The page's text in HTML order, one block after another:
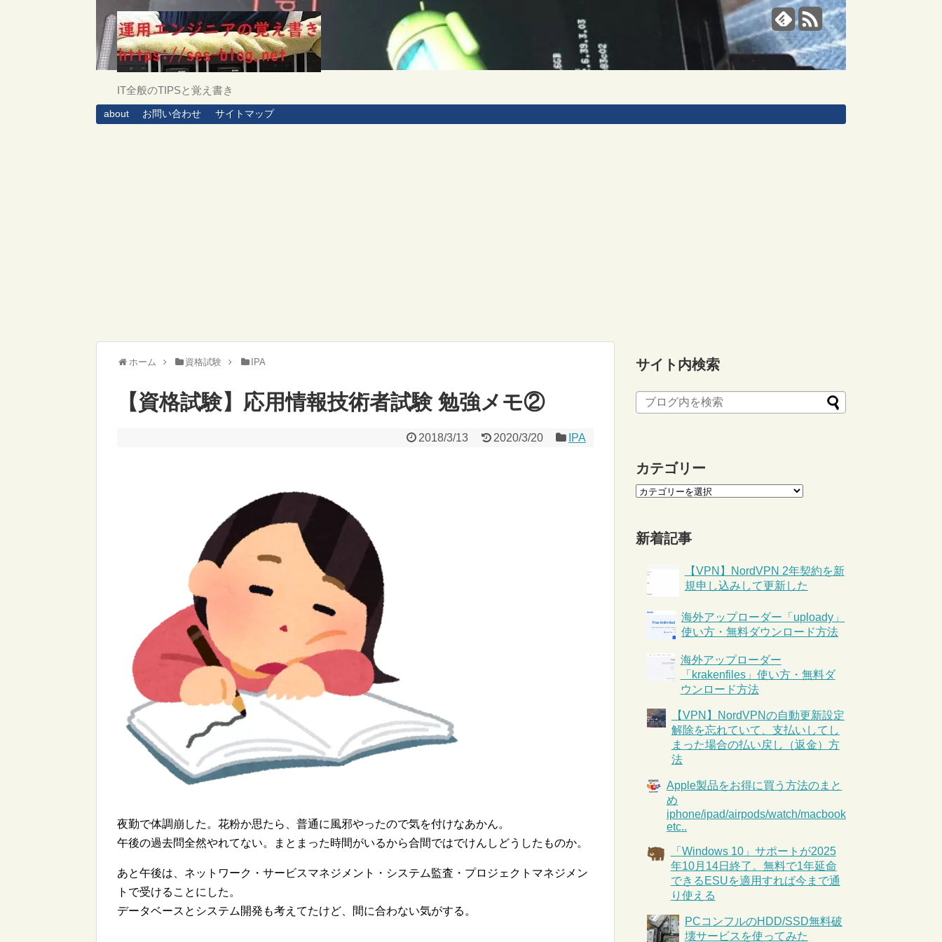
IT全般のTIPSと覚え書き
about お問い合わせ サイトマップ
ホーム 資格試験 IPA
【資格試験】応用情報技術者試験 勉強メモ②
2018/3/13 2020/3/20 IPA
夜勤で体調崩した。花粉か思たら、普通に風邪やったので気を付けなあかん。
午後の過去問全然やれてない。まとまった時間がいるから合間ではでけんしどうしたものか。
あと午後は、ネットワーク・サービスマネジメント・システム監査・プロジェクトマネジメン
トで受けることにした。
データベースとシステム開発も考えてたけど、間に合わない気がする。
サイト内検索
カテゴリー
新着記事
【VPN】NordVPN 2年契約を新
規申し込みして更新した
海外アップローダー「uploady」
使い方・無料ダウンロード方法
海外アップローダー
「krakenfiles」使い方・無料ダ
ウンロード方法
【VPN】NordVPNの自動更新設定
解除を忘れていて、支払いしてし
まった場合の払い戻し（返金）方
法
Apple製品をお得に買う方法のまと
め
iphone/ipad/airpods/watch/macbook
etc..
「Windows 10」サポートが2025
年10月14日終了。無料で1年延命
できるESUを適用すれば今まで通
り使える
PCコンフルのHDD/SSD無料破
壊サービスを使ってみた